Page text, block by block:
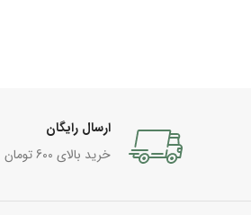
ارسال رایگان
خرید بالای 600 تومان